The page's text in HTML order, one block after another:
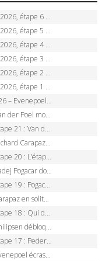
à Tournon, Reusser en jaune
en jaune, Ferrand-Prévot coule
chrono, Ferrand-Prévot en crise
88 km d’échappée, maillot jaune
Markus héroïque, 7e record
à Lausanne, premier maillot jaune
Carapaz battu au sprint
égale le record des cinq sacres
van Aert sur les Champs-Elysées ?
à pois, Seixas perd le podium
d’Huez, qui succédera à Pogacar ?
victoire, record de Pantani pulvérisé
dompter l’Alpe d’Huez ?
Peintre à un point du maillot à pois
marche vers l’Alpe d’Huez ?
en danger pour le maillot vert
le maillot vert à Voiron ?
Seixas 4e, Lipowitz abandonne